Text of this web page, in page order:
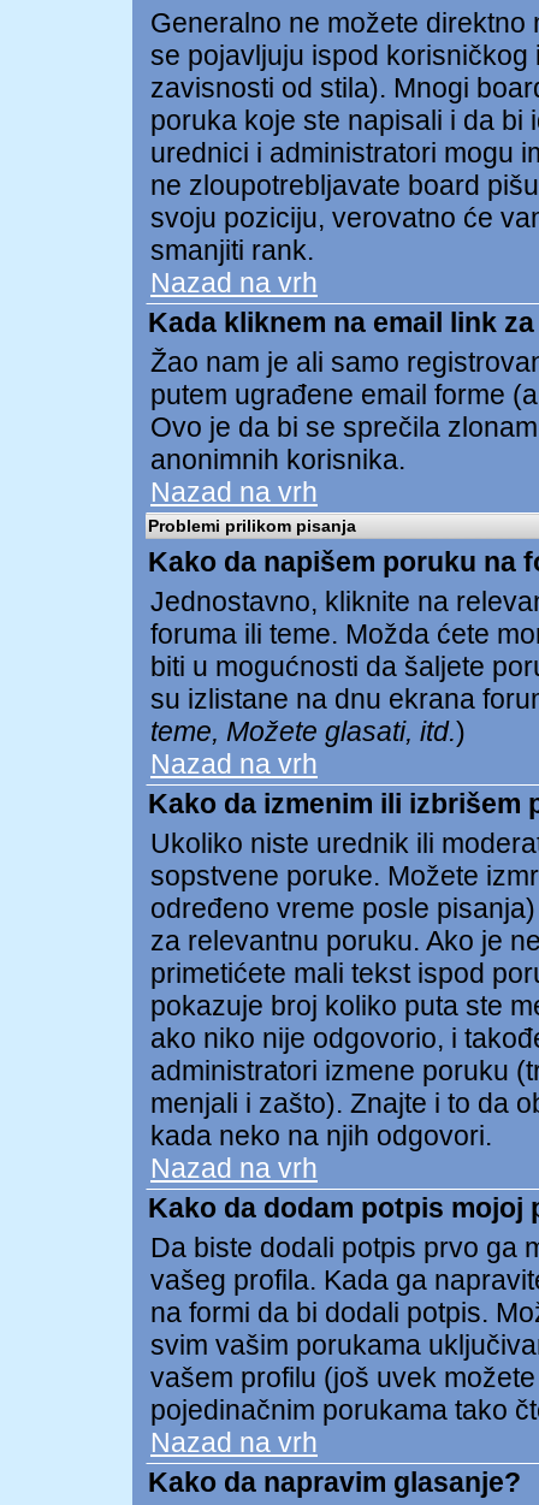
Generalno ne možete
se pojavljuju ispod
zavisnosti od stila). Mnogi
poruka koje ste napisali i da bi
urednici i administratori mogu
ne zloupotrebljavate board
svoju poziciju, verovatno će
smanjiti rank.
Nazad na vrh
Kada kliknem na email link
Žao nam je ali samo
putem ugrađene email forme
Ovo je da bi se sprečila
anonimnih korisnika.
Nazad na vrh
Problemi prilikom pisanja
Kako da napišem poruku na
Jednostavno, kliknite na
foruma ili teme. Možda ćete
biti u mogućnosti da šaljete
su izlistane na dnu ekrana
teme, Možete glasati, itd.)
Nazad na vrh
Kako da izmenim ili izbrišem
Ukoliko niste urednik ili
sopstvene poruke. Možete
određeno vreme posle
za relevantnu poruku. Ako je
primetićete mali tekst ispod
pokazuje broj koliko puta ste
ako niko nije odgovorio, i
administratori izmene poruku
menjali i zašto). Znajte i to da
kada neko na njih odgovori.
Nazad na vrh
Kako da dodam potpis mojoj
Da biste dodali potpis prvo ga
vašeg profila. Kada ga
na formi da bi dodali potpis.
svim vašim porukama
vašem profilu (još uvek
pojedinačnim porukama tako
Nazad na vrh
Kako da napravim glasanje?